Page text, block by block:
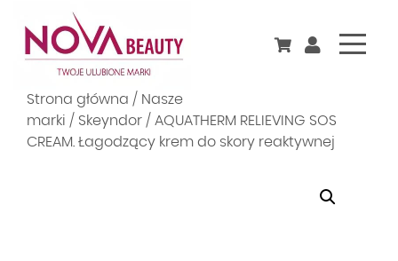
Skip
content
Strona główna / Nasze
marki / Skeyndor / AQUATHERM RELIEVING SOS
CREAM. Łagodzący krem do skory reaktywnej